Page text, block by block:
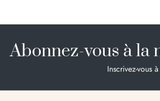
Abonnez-vous à la
Inscrivez-vous